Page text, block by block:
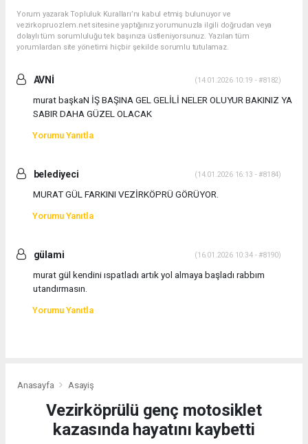
Yorum yazarak Topluluk Kuralları’nı kabul etmiş bulunuyor ve
vezirkopruozlem.net sitesine yaptığınız yorumunuzla ilgili doğrudan veya
dolaylı tüm sorumluluğu tek başınıza üstleniyorsunuz. Yazılan tüm
yorumlardan site yönetimi hiçbir şekilde sorumlu tutulamaz.
AVNİ (14.01.2026 10:19 - #8182)
murat başkaN İŞ BAŞINA GEL GELİLİ NELER OLUYUR BAKINIZ YA
SABIR DAHA GÜZEL OLACAK
Yorumu Yanıtla
belediyeci (14.01.2026 16:13 - #8184)
MURAT GÜL FARKINI VEZİRKÖPRÜ GÖRÜYOR.
Yorumu Yanıtla
gülami (16.01.2026 10:34 - #8190)
murat gül kendini ıspatladı artık yol almaya başladı rabbım
utandırmasın.
Yorumu Yanıtla
Anasayfa Asayiş
Vezirköprülü genç motosiklet
kazasında hayatını kaybetti